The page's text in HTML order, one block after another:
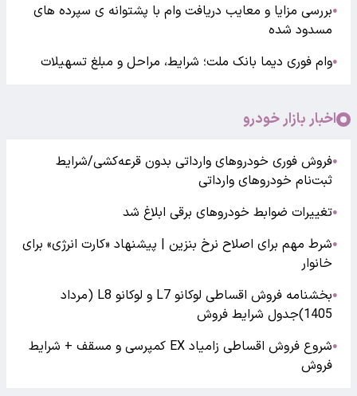
●بررسی مزایا و معایب دریافت وام با پشتوانه ی سپرده های
مسدود شده
●وام فوری دیما بانک ملت؛ شرایط، مراحل و مبلغ تسهیلات
اخبار بازار خودرو
●فروش فوری خودروهای وارداتی بدون قرعه‌کشی/شرایط
ثبت‌نام خودروهای وارداتی
●تغییرات ضوابط خودروهای برقی ابلاغ شد
●شرط مهم برای اصلاح نرخ بنزین | پیشنهاد «کارت انرژی» برای
خانوار
●
بخشنامه فروش اقساطی لوکانو L7 و لوکانو L8 (مرداد
1405)جدول شرایط فروش
●
شروع فروش اقساطی زامیاد EX کمپرسی و مسقف + شرایط
فروش